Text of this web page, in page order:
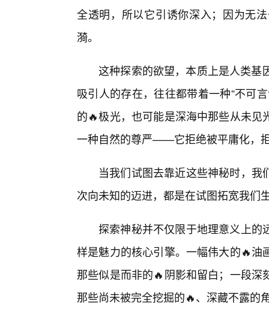
全透明，所以它引诱你深入；因为无
漪。
这种探索的欲望，本质上是人类基
吸引人的存在，往往都带着一种“不可
的🔥极光，也可能是深海中那些从未
一种自然的尊严——它拒绝被平庸化，
当我们试图去靠近这些神秘时，
次向未知的迈进，都是在试图拓宽我们
探索神秘并不仅限于地理意义上的
样是魅力的核心引擎。一幅伟大的🔥
那些似是而非的🔥阴影和留白；一段
那些尚未被完全挖掘的🔥、深藏不露的